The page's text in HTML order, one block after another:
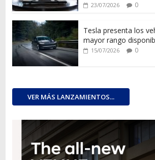
23/07/2026 0
Tesla presenta los
mayor rango
15/07/2026 0
VER MÁS LANZAMIENTOS...